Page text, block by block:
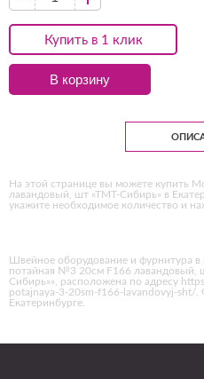
Купить в 1 клик
В корзину
На этой странице вы можете купить
лавандовый, шт «ТМТ-Сибирь» в
укажите необходимое количество и
Швейное оборудование и фурнитура
потайная №3 20см F166 лавандовый,
Сибирь»», расположена по адресу
potajnaya-3-20sm-f166-lavandovyj-sht/
Екатеринбурге.